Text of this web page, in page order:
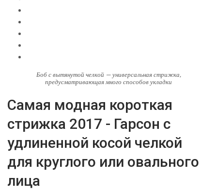
Боб с вытянутой челкой — универсальная стрижка,
предусматривающая много способов укладки
Самая модная короткая
стрижка 2017 - Гарсон с
удлиненной косой челкой
для круглого или овального
лица